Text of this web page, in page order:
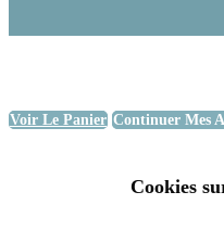
Voir Le Panier Continuer Mes
Cookies